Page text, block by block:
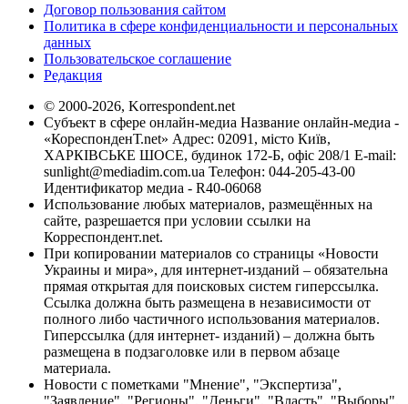
Договор пользования сайтом
Политика в сфере конфиденциальности и персональных
данных
Пользовательское соглашение
Редакция
© 2000-2026, Korrespondent.net
Субъект в сфере онлайн-медиа Название онлайн-медиа -
«КореспонденТ.net» Адрес: 02091, місто Київ,
ХАРКІВСЬКЕ ШОСЕ, будинок 172-Б, офіс 208/1 E-mail:
sunlight@mediadim.com.ua Телефон: 044-205-43-00
Идентификатор медиа - R40-06068
Использование любых материалов, размещённых на
сайте, разрешается при условии ссылки на
Корреспондент.net.
При копировании материалов со страницы «Новости
Украины и мира», для интернет-изданий – обязательна
прямая открытая для поисковых систем гиперссылка.
Ссылка должна быть размещена в независимости от
полного либо частичного использования материалов.
Гиперссылка (для интернет- изданий) – должна быть
размещена в подзаголовке или в первом абзаце
материала.
Новости с пометками "Мнение", "Экспертиза",
"Заявление", "Регионы", "Деньги", "Власть", "Выборы",